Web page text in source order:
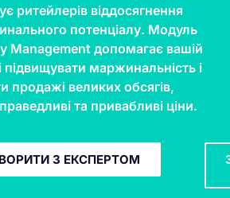
ритейлерів віддосягнення
потенціалу. Модуль
Management допомагає вашій
маржинальність і
продажі великих обсягів,
та привабливі ціни.
З ЕКСПЕРТОМ